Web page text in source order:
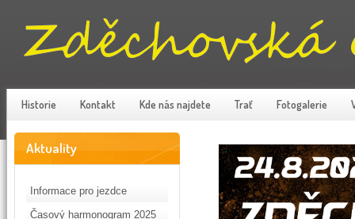
Historie Kontakt Kde nás najdete Trať Fotogalerie
Aktuality
Informace pro jezdce
Časový harmonogram 2025